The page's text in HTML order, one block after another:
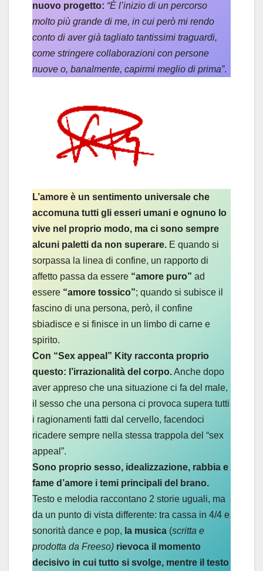
nuovo progetto: “È l’inizio di un percorso
molto più grande di me, in cui però mi rendo
conto di aver già tagliato tantissimi traguardi,
come stringere collaborazioni con persone
nuove o, banalmente, capirmi meglio di prima”.
L’amore è un sentimento universale che
accomuna tutti gli esseri umani e ognuno lo
vive nel proprio modo, ma ci sono sempre
alcuni paletti da non superare. E quando si
sorpassa la linea di confine, un rapporto di
affetto passa da essere “amore puro” ad
essere “amore tossico”; quando si subisce il
fascino di una persona, però, il confine
sbiadisce e si finisce in un limbo di carne e
spirito.
Con “Sex appeal” Kity racconta proprio
questo: l’irrazionalità del corpo.Anche dopo
aver appreso che una situazione ci fa del male,
il sesso che una persona ci provoca supera tutti
i ragionamenti fatti dal cervello, facendoci
ricadere sempre nella stessa trappola del “sex
appeal”.
Sono proprio sesso, idealizzazione, rabbia e
fame d’amore i temi principali del brano.
Testo e melodia raccontano 2 storie uguali, ma
da un punto di vista differente: tra cassa in 4/4 e
sonorità dance e pop, la musica (scritta e
prodotta da Freeso) rievoca il momento
decisivo in cui tutto si svolge, mentre il testo